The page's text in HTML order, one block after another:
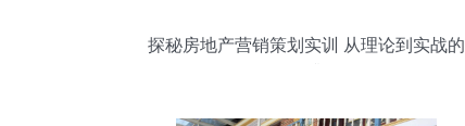
探秘房地产营销策划实训 从理论到实战的